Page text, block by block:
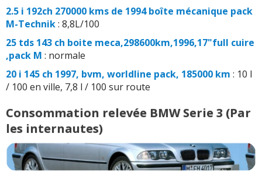
2.5 i 192ch 270000 kms de 1994 boîte mécanique pack
M-Technik: 8,8L/100
25 tds 143 ch boite meca,298600km,1996,17"full cuire
,pack M : normale
20 i 145 ch 1997, bvm, worldline pack, 185000 km : 10 l
/ 100 en ville, 7,8 l / 100 sur route
Consommation relevée BMW Serie 3 (Par
les internautes)